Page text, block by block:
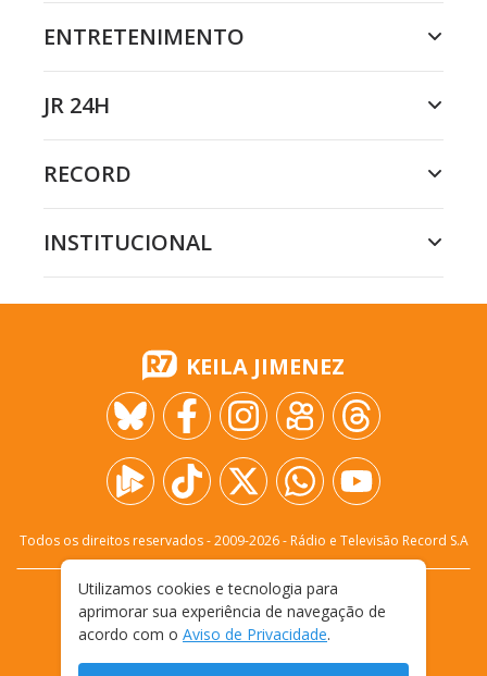
ENTRETENIMENTO
JR 24H
RECORD
INSTITUCIONAL
KEILA JIMENEZ
Todos os direitos reservados - 2009-2026- Rádio e Televisão Record S.A
FALE CONOSCO
PRIVACIDADE
TERMOS E CONDIÇÕES DE USO
Utilizamos cookies e tecnologia para
aprimorar sua experiência de navegação de
acordo com o Aviso de Privacidade.